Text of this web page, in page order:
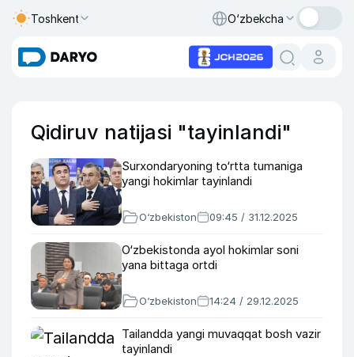
Toshkent O‘zbekcha
Qidiruv natijasi "tayinlandi"
Surxondaryoning to‘rtta tumaniga
yangi hokimlar tayinlandi
O‘zbekiston 09:45 / 31.12.2025
O‘zbekistonda ayol hokimlar soni
yana bittaga ortdi
O‘zbekiston 14:24 / 29.12.2025
Tailandda yangi muvaqqat bosh vazir
tayinlandi